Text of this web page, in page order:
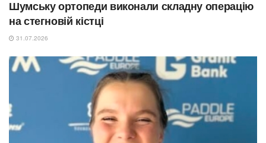
Шумську ортопеди виконали складну операцію
на стегновій кістці
31.07.2026